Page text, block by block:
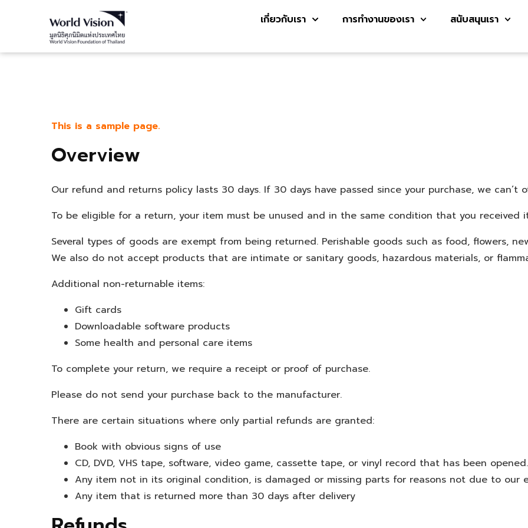
เกี่ยวกับเรา การทำงานของเรา สนับสนุนเรา
This is a sample page.
Overview
Our refund and returns policy lasts 30 days. If 30 days have passed since your purchase, we
To be eligible for a return, your item must be unused and in the same condition that you received
Several types of goods are exempt from being returned. Perishable goods such as food, flowers,
We also do not accept products that are intimate or sanitary goods, hazardous materials, or
Additional non-returnable items:
Gift cards
Downloadable software products
Some health and personal care items
To complete your return, we require a receipt or proof of purchase.
Please do not send your purchase back to the manufacturer.
There are certain situations where only partial refunds are granted:
Book with obvious signs of use
CD, DVD, VHS tape, software, video game, cassette tape, or vinyl record that has been opened.
Any item not in its original condition, is damaged or missing parts for reasons not due to our
Any item that is returned more than 30 days after delivery